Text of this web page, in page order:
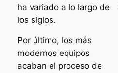
ha variado a lo largo de
los siglos.
Por último, los más
modernos equipos
acaban el proceso de